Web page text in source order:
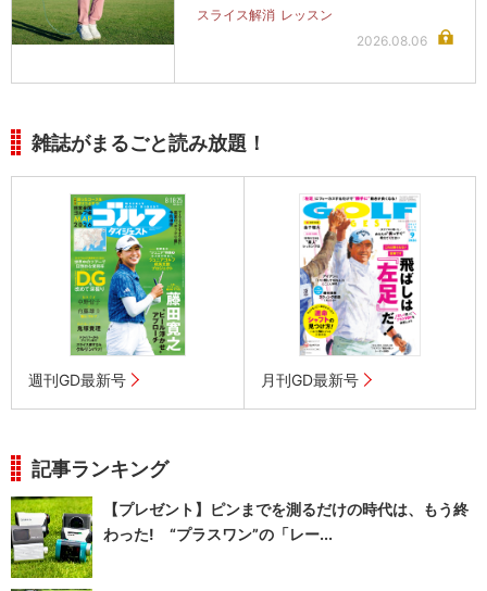
スライス解消 レッスン
2026.08.06
雑誌がまるごと読み放題！
週刊GD最新号 月刊GD最新号
記事ランキング
【プレゼント】ピンまでを測るだけの時代は、もう終
わった! “プラスワン”の「レー...